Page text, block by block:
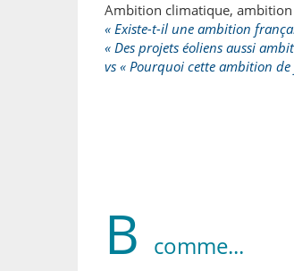
Ambition climatique, ambition
« Existe-t-il une ambition
« Des projets éoliens aussi
vs « Pourquoi cette ambition de
B
comme...